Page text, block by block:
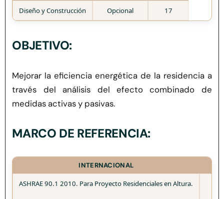
Herramientas
Credenciales
Diseño y Construcción Opcional 17
OBJETIVO:
Mejorar la eficiencia energética de la residencia a
través del análisis del efecto combinado de
medidas activas y pasivas.
MARCO DE REFERENCIA:
INTERNACIONAL
ASHRAE 90.1 2010. Para Proyecto Residenciales en Altura.